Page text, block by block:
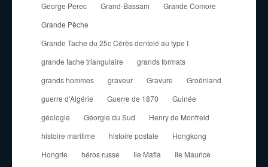
George Perec
Grand-Bassam
Grande Comore
Grande Pêche
Grande Tache du 25c Cérès dentelé au type I
grande tache triangulaire
grands formats
grands hommes
graveur Gravure
Groënland
guerre d'Algérie
Guerre de 1870
Guinée
géologie
Géorgie du Sud
Henry de Monfreid
histoire maritime
histoire postale
Hongkong
Hongrie
héros russe Ile Mafia
Ile Maurice